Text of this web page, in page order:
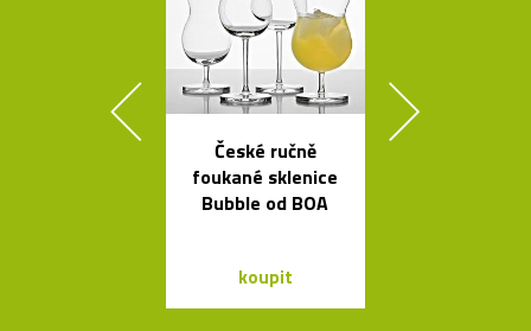
České ručně
foukané sklenice
Bubble od BOA
koupit